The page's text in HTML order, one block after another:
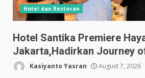
Hotel dan Restoran
Hotel Santika Premiere
Jakarta,Hadirkan Journey
Kasiyanto Yasran August 7, 2026